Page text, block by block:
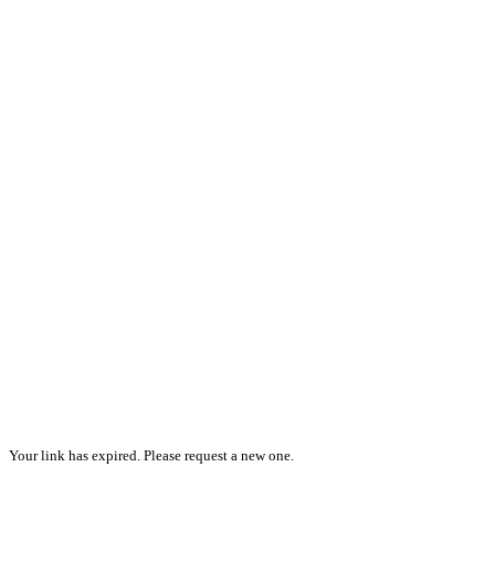
Your link has expired. Please request a new one.